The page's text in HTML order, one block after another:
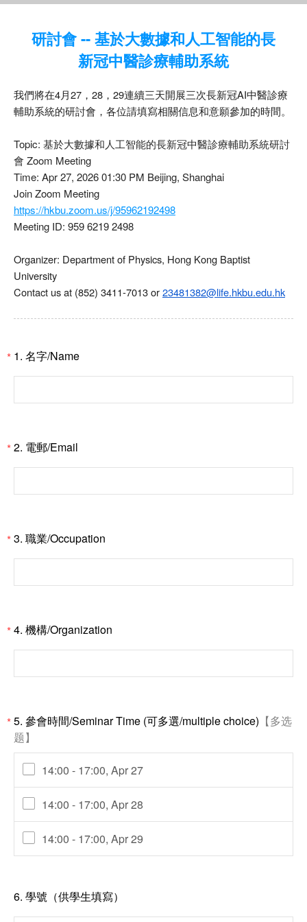
研討會 -- 基於大數據和人工智能的長
新冠中醫診療輔助系統
我們將在4月27，28，29連續三天開展三次長新冠AI中醫診療
輔助系統的研討會，各位請填寫相關信息和意願參加的時間。
Topic: 基於大數據和人工智能的長新冠中醫診療輔助系統研討
會 Zoom Meeting
Time: Apr 27, 2026 01:30 PM Beijing, Shanghai
Join Zoom Meeting
https://hkbu.zoom.us/j/95962192498
Meeting ID: 959 6219 2498
Organizer: Department of Physics, Hong Kong Baptist
University
Contact us at (852) 3411-7013 or23481382@life.hkbu.edu.hk
* 1. 名字/Name
*2. 電郵/Email
*3. 職業/Occupation
*4. 機構/Organization
*5. 參會時間/Seminar Time (可多選/multiple choice) 【多选
题】
14:00 - 17:00, Apr 27
14:00 - 17:00, Apr 28
14:00 - 17:00, Apr 29
6. 學號（供學生填寫）